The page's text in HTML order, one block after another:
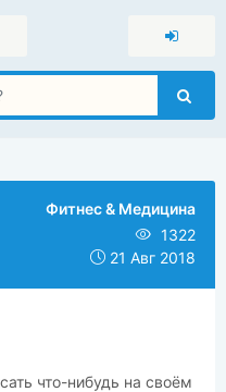
Фитнес & Медицина
1322
21 Авг 2018
что-нибудь на своём